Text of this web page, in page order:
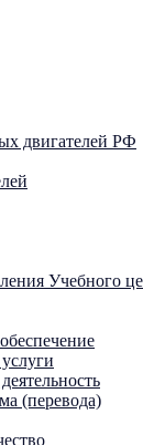
двигателей РФ
Учебного
(перевода)